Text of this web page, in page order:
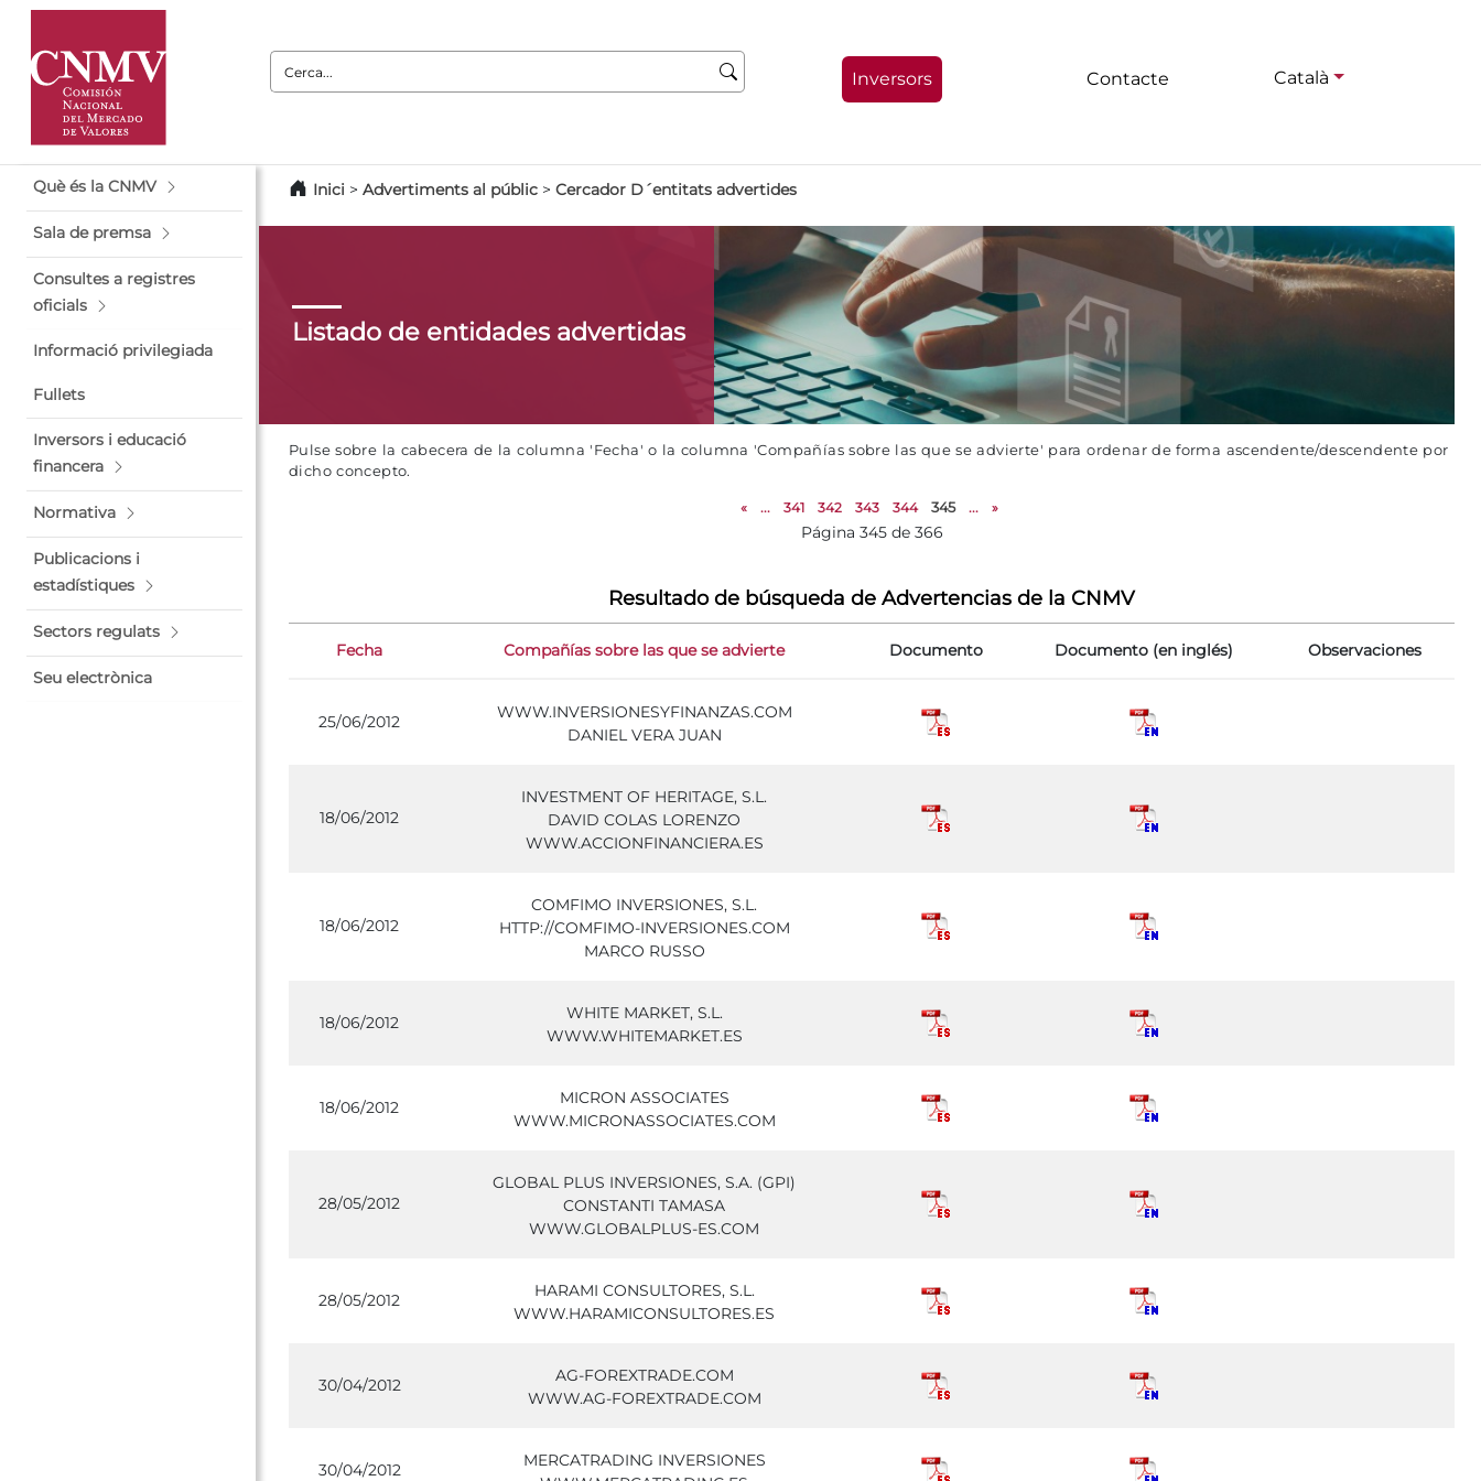
Cerca:
Inversors Contacte Català
Què és la CNMV
Sala de premsa
Consultes a registres
oficials
Informació privilegiada
Fullets
Inversors i educació
financera
Normativa
Publicacions i
estadístiques
Sectors regulats
Seu electrònica
Inici > Advertiments al públic > Cercador D´entitats advertides
Listado de entidades advertidas
Pulse sobre la cabecera de la columna 'Fecha' o la columna 'Compañías sobre las que se advierte' para ordenar de forma ascendente/descendente por
dicho concepto.
« ... 341 342 343 344 345 ... »
Página 345 de 366
Resultado de búsqueda de Advertencias de la CNMV
Fecha Compañías sobre las que se advierte Documento Documento (en inglés) Observaciones
25/06/2012
WWW.INVERSIONESYFINANZAS.COM
DANIEL VERA JUAN
18/06/2012
INVESTMENT OF HERITAGE, S.L.
DAVID COLAS LORENZO
WWW.ACCIONFINANCIERA.ES
18/06/2012
COMFIMO INVERSIONES, S.L.
HTTP://COMFIMO-INVERSIONES.COM
MARCO RUSSO
18/06/2012
WHITE MARKET, S.L.
WWW.WHITEMARKET.ES
18/06/2012
MICRON ASSOCIATES
WWW.MICRONASSOCIATES.COM
28/05/2012
GLOBAL PLUS INVERSIONES, S.A. (GPI)
CONSTANTI TAMASA
WWW.GLOBALPLUS-ES.COM
28/05/2012
HARAMI CONSULTORES, S.L.
WWW.HARAMICONSULTORES.ES
30/04/2012
AG-FOREXTRADE.COM
WWW.AG-FOREXTRADE.COM
30/04/2012
MERCATRADING INVERSIONES